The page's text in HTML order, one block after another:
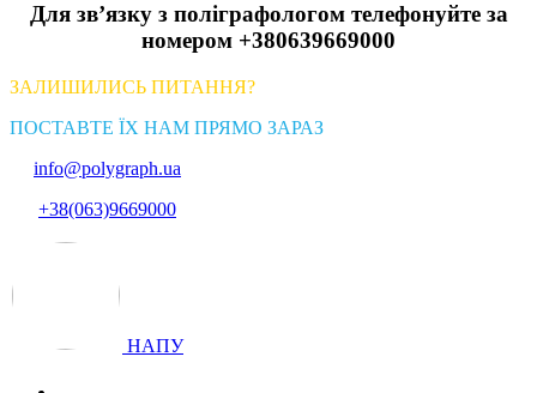
Для зв’язку з поліграфологом телефонуйте за
номером +380639669000
ЗАЛИШИЛИСЬ ПИТАННЯ?
ПОСТАВТЕ ЇХ НАМ ПРЯМО ЗАРАЗ
info@polygraph.ua
+38(063)9669000
НАПУ